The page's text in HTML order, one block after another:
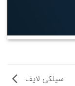
سیلکی لایف